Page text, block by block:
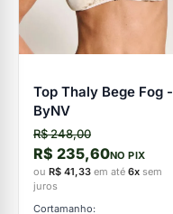
Top Thaly Bege Fog -
ByNV
R$ 248,00
R$ 235,60NO PIX
ou R$ 41,33 em até 6x sem
juros
Cortamanho: